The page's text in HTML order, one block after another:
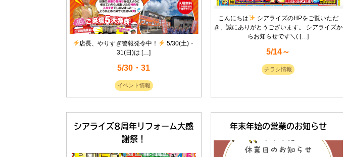
店長、やりすぎ警報発令中！
5/30(土)・
31(日)は […]
5/30・31
イベント情報
こんにちは
シアライズのHPをご覧いただ
き、誠にありがとうございます。 シアライズか
らお知らせです＼( […]
5/14～
チラシ情報
シアライズ8周年リフォーム大感
謝祭！
年末年始の営業のお知らせ